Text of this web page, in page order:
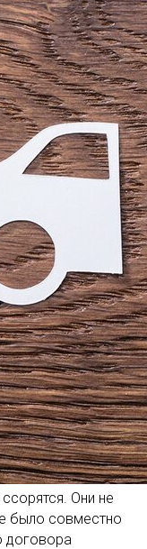
Они не
было совместно
договора